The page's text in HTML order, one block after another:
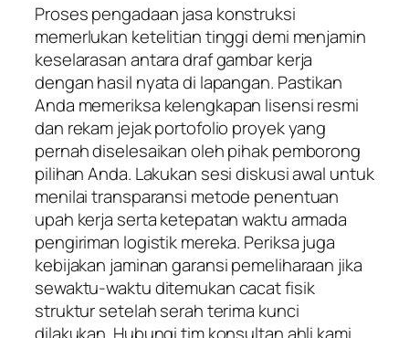
Proses pengadaan jasa konstruksi
memerlukan ketelitian tinggi demi menjamin
keselarasan antara draf gambar kerja
dengan hasil nyata di lapangan. Pastikan
Anda memeriksa kelengkapan lisensi resmi
dan rekam jejak portofolio proyek yang
pernah diselesaikan oleh pihak pemborong
pilihan Anda. Lakukan sesi diskusi awal untuk
menilai transparansi metode penentuan
upah kerja serta ketepatan waktu armada
pengiriman logistik mereka. Periksa juga
kebijakan jaminan garansi pemeliharaan jika
sewaktu-waktu ditemukan cacat fisik
struktur setelah serah terima kunci